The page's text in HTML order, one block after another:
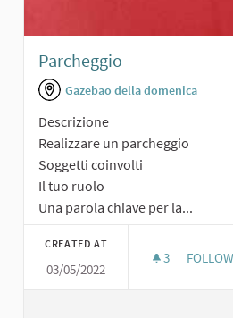
Parcheggio
Gazebao della domenica
Descrizione
Realizzare un parcheggio
Soggetti coinvolti
Il tuo ruolo
Una parola chiave per la...
CREATED AT
03/05/2022
3 3
FOLLOW